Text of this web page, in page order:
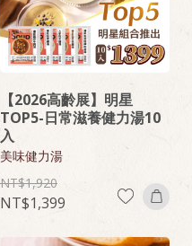
【2026高齡展】明星
TOP5-日常滋養健力湯10
入
美味健力湯
1,920
1,399